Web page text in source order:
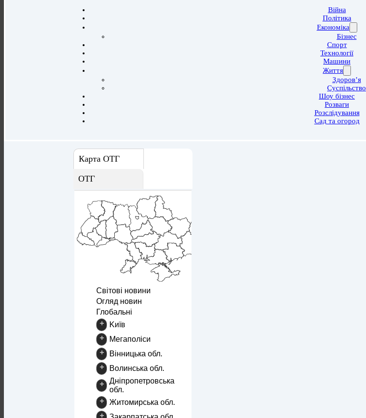
Війна
Політика
Економіка
Бізнес
Спорт
Технології
Машини
Життя
Здоров’я
Суспільство
Шоу бізнес
Розваги
Розслідування
Сад та огород
Карта ОТГ
ОТГ
Світові новини
Огляд новин
Глобальні
+
Kиїв
+
Mегаполіси
+
Вінницька обл.
+
Волинська обл.
+
Дніпропетровська
обл.
+
Житомирська обл.
+